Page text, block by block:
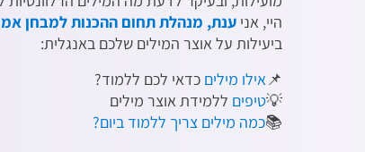
היי, אני ענת, מנהלת תחום ההכנות למבחן
ביעילות על אוצר המילים שלכם באנגלית:
📌אילו מילים כדאי לכם ללמוד?
💡טיפים ללמידת אוצר מילים
📚כמה מילים צריך ללמוד ביום?